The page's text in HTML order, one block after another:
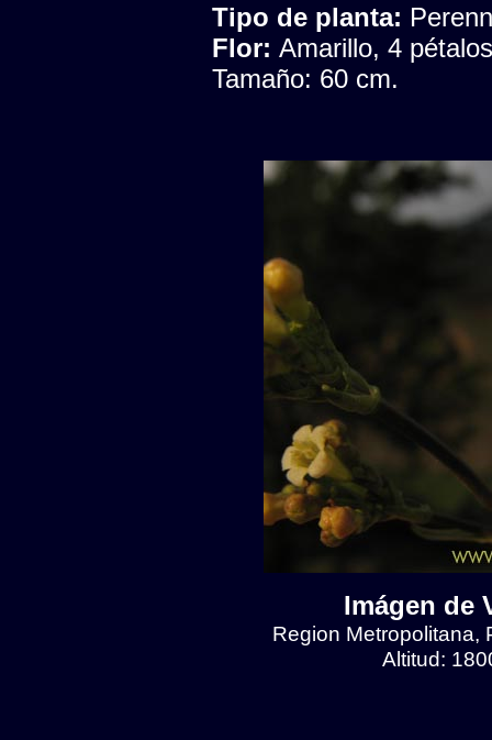
Tipo de planta:
Flor: Amarillo, 4 pétalos
Tamaño: 60 cm.
Imágen de
Region Metropolitana,
Altitud: